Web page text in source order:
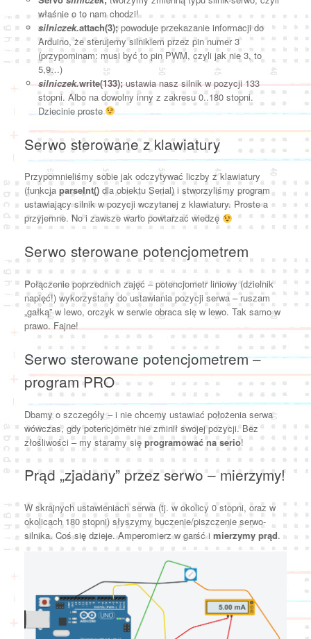
właśnie o to nam chodzi!
silniczek.attach(3);powoduje przekazanie informacji do
Arduino, że sterujemy silnikiem przez pin numer 3
(przypominam: musi być to pin PWM, czyli jak nie 3, to
5,9…)
silniczek.write(133);ustawia nasz silnik w pozycji 133
stopni. Albo na dowolny inny z zakresu 0..180 stopni.
Dziecinie proste
Serwo sterowane z klawiatury
Przypomnieliśmy sobie jak odczytywać liczby z klawiatury
(funkcja parseInt() dla obiektu Serial) i stworzyliśmy program
ustawiający silnik w pozycji wczytanej z klawiatury. Proste a
przyjemne. No i zawsze warto powtarzać wiedzę
Serwo sterowane potencjometrem
Połączenie poprzednich zajęć – potencjometr liniowy (dzielnik
napięć!) wykorzystany do ustawiania pozycji serwa – ruszam
„gałką” w lewo, orczyk w serwie obraca się w lewo. Tak samo w
prawo. Fajne!
Serwo sterowane potencjometrem –
program PRO
Dbamy o szczegóły – i nie chcemy ustawiać położenia serwa
wówczas, gdy potencjometr nie zminił swojej pozycji. Bez
złośliwości – my staramy się programować na serio!
Prąd „zjadany” przez serwo – mierzymy!
W skrajnych ustawieniach serwa (tj. w okolicy 0 stopni, oraz w
okolicach 180 stopni) słyszymy buczenie/piszczenie serwo-
silnika. Coś się dzieje. Amperomierz w garść i mierzymy prąd.